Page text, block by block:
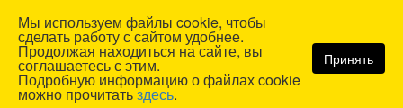
© СОЮЗСПЕЦОДЕЖДА, 1991—2026. Все права защищены.
Использование материалов сайта без разрешения запрещено.
Карта сайта
Мы используем файлы cookie, чтобы
сделать работу с сайтом удобнее.
Продолжая находиться на сайте, вы
соглашаетесь с этим.
Подробную информацию о файлах cookie
можно прочитатьздесь.
Принять